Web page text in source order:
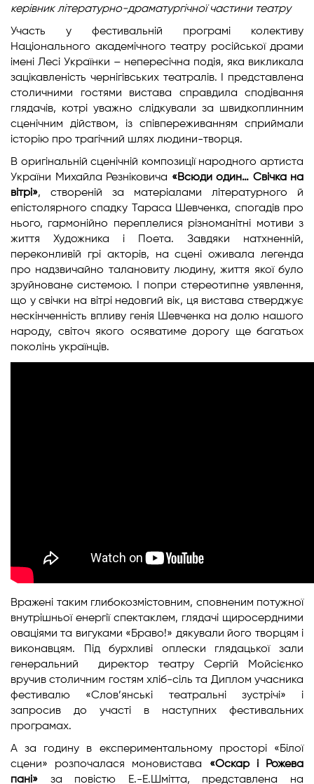
керівник літературно-драматургічної частини театру
Участь у фестивальній програмі колективу
Національного академічного театру російської драми
імені Лесі Українки – непересічна подія, яка викликала
зацікавленість чернігівських театралів. І представлена
столичними гостями вистава справдила сподівання
глядачів, котрі уважно слідкували за швидкоплинним
сценічним дійством, із співпереживанням сприймали
історію про трагічний шлях людини-творця.
В оригінальній сценічній композиції народного артиста
України Михайла Резніковича «Всюди один… Свічка на
вітрі», створеній за матеріалами літературного й
епістолярного спадку Тараса Шевченка, спогадів про
нього, гармонійно переплелися різноманітні мотиви з
життя Художника і Поета. Завдяки натхненній,
переконливій грі акторів, на сцені оживала легенда
про надзвичайно талановиту людину, життя якої було
зруйноване системою. І попри стереотипне уявлення,
що у свічки на вітрі недовгий вік, ця вистава стверджує
нескінченність впливу генія Шевченка на долю нашого
народу, світоч якого осяватиме дорогу ще багатьох
поколінь українців.
Вражені таким глибокозмістовним, сповненим потужної
внутрішньої енергії спектаклем, глядачі щиросердними
оваціями та вигуками «Браво!» дякували його творцям і
виконавцям. Під бурхливі оплески глядацької зали
генеральний директор театру Сергій Мойсієнко
вручив столичним гостям хліб-сіль та Диплом учасника
фестивалю «Слов’янські театральні зустрічі» і
запросив до участі в наступних фестивальних
програмах.
А за годину в експериментальному просторі «Білої
сцени» розпочалася моновистава «Оскар і Рожева
пані» за повістю Е.-Е.Шмітта, представлена на